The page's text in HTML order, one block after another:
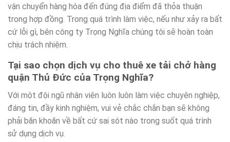
vận chuyển hàng hóa đến đúng địa điểm đã thỏa thuận
trong hợp đồng. Trong quá trình làm việc, nếu như xảy ra bất
cứ lỗi gì, bên công ty Trọng Nghĩa chúng tôi sẽ hoàn toàn
chịu trách nhiệm.
Tại sao chọn dịch vụ cho thuê xe tải chở hàng
quận Thủ Đức của Trọng Nghĩa?
Với một đội ngũ nhân viên luôn luôn làm việc chuyên nghiệp,
đáng tin, đầy kinh nghiệm, vui vẻ chắc chắn bạn sẽ không
phải băn khoăn về bất cứ sai sót nào trong suốt quá trình
sử dụng dịch vụ.